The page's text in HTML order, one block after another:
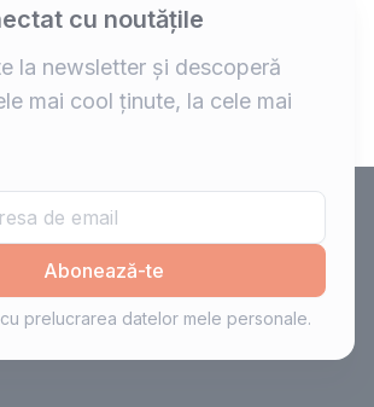
cu noutățile
la newsletter și descoperă
mai cool ținute, la cele mai
Abonează-te
prelucrarea datelor mele personale.